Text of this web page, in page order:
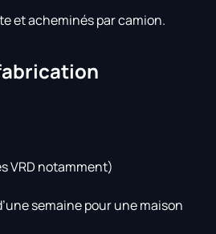
et acheminés par camion.
VRD notamment)
semaine pour une maison